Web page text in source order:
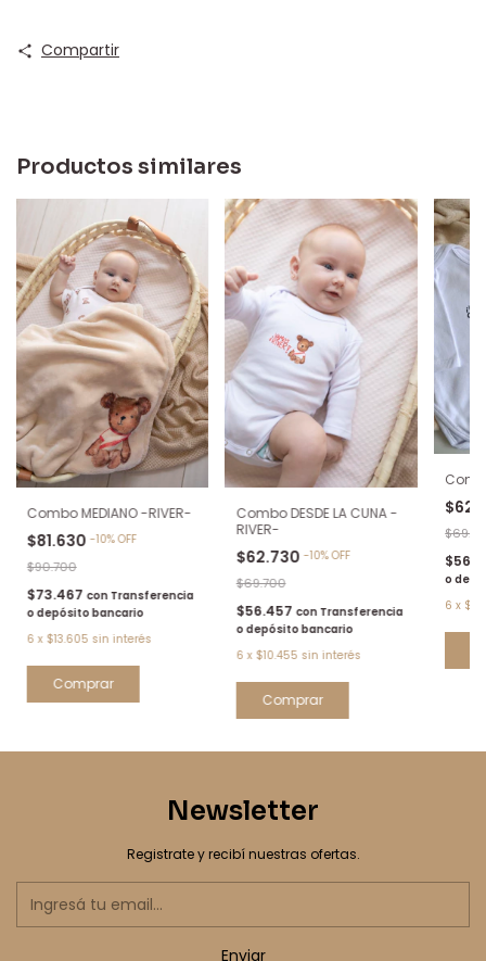
Compartir
Productos similares
Combo MEDIANO -RIVER-
$81.630 -10%OFF
$90.700
$73.467 con Transferencia
o depósito bancario
6 x $13.605 sin interés
Comprar
Combo DESDE LA CUNA -
RIVER-
$62.730 -10%OFF
$69.700
$56.457 con Transferencia
o depósito bancario
6 x $10.455 sin interés
Comprar
o
6 x
Newsletter
Registrate y recibí nuestras ofertas.